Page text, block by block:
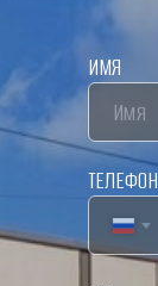
ИМЯ
ТЕЛЕФОН